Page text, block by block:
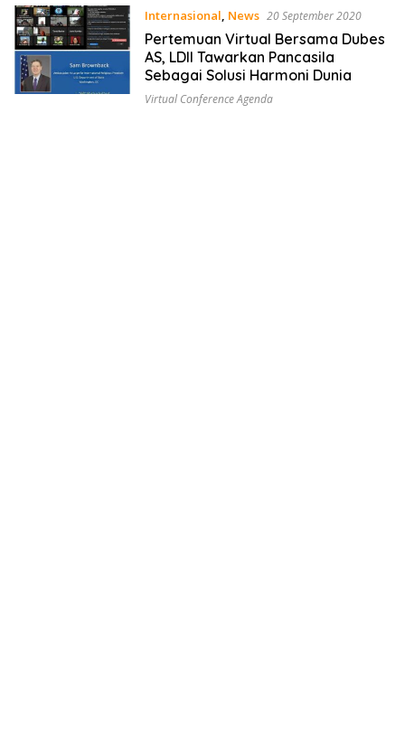
Internasional, News 20 September 2020
Pertemuan Virtual Bersama Dubes
AS, LDII Tawarkan Pancasila
Sebagai Solusi Harmoni Dunia
Virtual Conference Agenda